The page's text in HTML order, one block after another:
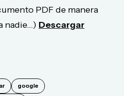
PDF de manera
nadie...) Descargar
google